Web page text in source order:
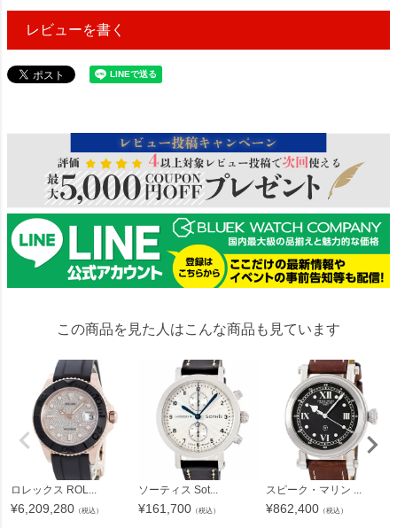
レビューを書く
この商品を見た人はこんな商品も見ています
ロレックス ROL...
¥6,209,280 （税込）
ソーティス Sot...
¥161,700 （税込）
スピーク・マリン ...
¥862,400 （税込）